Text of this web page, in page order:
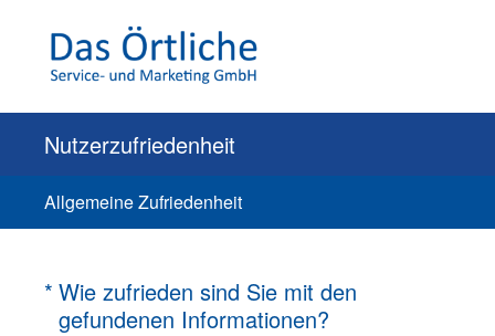
Nutzerzufriedenheit
Allgemeine Zufriedenheit
* Wie zufrieden sind Sie mit den
gefundenen Informationen?
(Erforderlich.)